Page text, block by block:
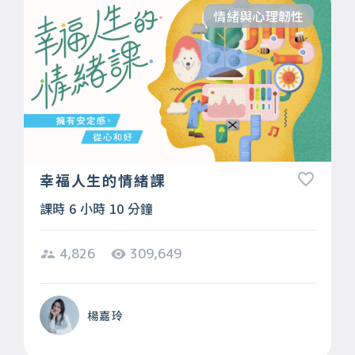
情緒與心理韌性
幸福人生的情緒課
課時 6 小時 10 分鐘
4,826 309,649
楊嘉玲